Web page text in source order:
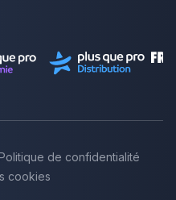
de confidentialité
cookies